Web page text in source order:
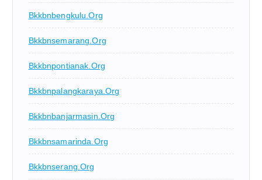
Bkkbnbengkulu.org
Bkkbnsemarang.org
Bkkbnpontianak.org
Bkkbnpalangkaraya.org
Bkkbnbanjarmasin.org
Bkkbnsamarinda.org
Bkkbnserang.org